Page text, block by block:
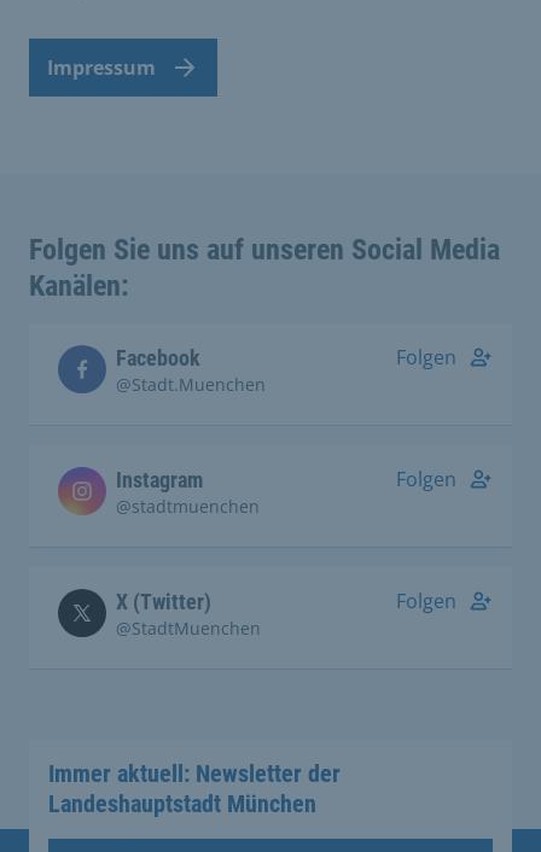
Impressum
Folgen Sie uns auf unseren Social Media
Kanälen:
Facebook
@Stadt.Muenchen
Folgen
Instagram
@stadtmuenchen
Folgen
X (Twitter)
@StadtMuenchen
Folgen
Immer aktuell: Newsletter der
Landeshauptstadt München